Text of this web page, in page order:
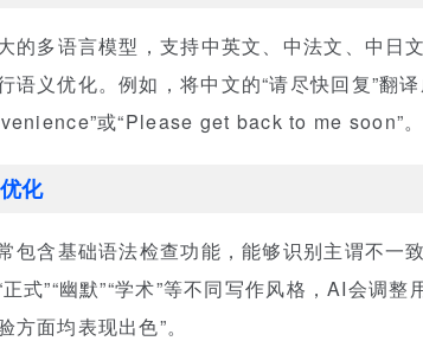
的多语言模型，支持中英文、中法文、中日
语义优化。例如，将中文的“请尽快回复”
或“Please get back to me soon”。
化
包含基础语法检查功能，能够识别主谓不一
式”“幽默”“学术”等不同写作风格，AI会调
面均表现出色”。